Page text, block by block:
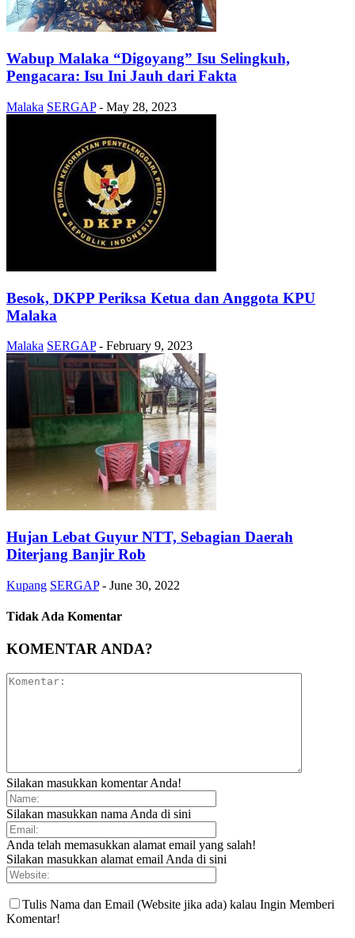
Wabup Malaka “Digoyang” Isu Selingkuh,
Pengacara: Isu Ini Jauh dari Fakta
Malaka SERGAP - May 28, 2023
Besok, DKPP Periksa Ketua dan Anggota KPU
Malaka
Malaka SERGAP - February 9, 2023
Hujan Lebat Guyur NTT, Sebagian Daerah
Diterjang Banjir Rob
Kupang SERGAP - June 30, 2022
Tidak Ada Komentar
KOMENTAR ANDA?
Silakan masukkan komentar Anda!
Silakan masukkan nama Anda di sini
Anda telah memasukkan alamat email yang salah!
Silakan masukkan alamat email Anda di sini
Tulis Nama dan Email (Website jika ada) kalau Ingin Memberi
Komentar!